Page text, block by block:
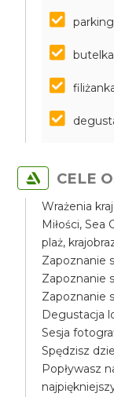
CELE
Wrażenia
Miłości,
plaż,
Zapoznanie
Zapoznanie
Zapoznanie
Degustacja
Sesja
Spędzisz
Popływasz